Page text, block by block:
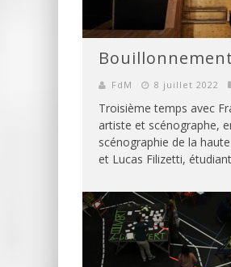
FdM 8 juillet 2022
Troisième temps avec
artiste et scénographe,
scénographie de la
et Lucas Filizetti,